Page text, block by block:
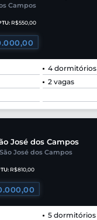
Campos
R$550,00
4 dormitórios
2 vagas
José dos Campos
São José dos Campos
R$810,00
5 dormitórios